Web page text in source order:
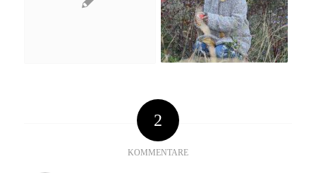
2
KOMMENTARE